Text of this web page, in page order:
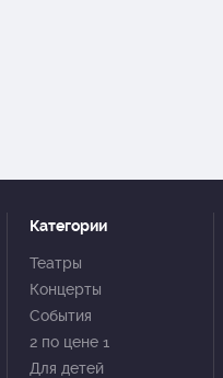
Категории
Театры
Концерты
События
2 по цене 1
Для детей